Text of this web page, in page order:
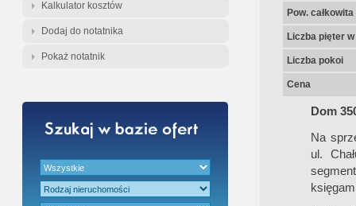
Kalkulator kosztów
Dodaj do notatnika
Pokaż notatnik
Pow.
Liczba pięter
Liczba pokoi
Cena
Dom
Na
ul.